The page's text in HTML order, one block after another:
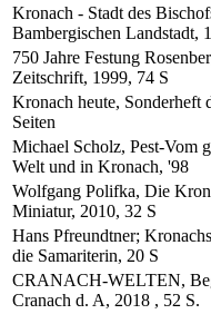
Kronach - Stadt des
Bambergischen Landstadt,
750 Jahre Festung
Zeitschrift, 1999, 74 S
Kronach heute, Sonderheft
Seiten
Michael Scholz, Pest-Vom
Welt und in Kronach, '98
Wolfgang Polifka, Die
Miniatur, 2010, 32 S
Hans Pfreundtner;
die Samariterin, 20 S
CRANACH-WELTEN,
Cranach d. A, 2018 , 52 S.